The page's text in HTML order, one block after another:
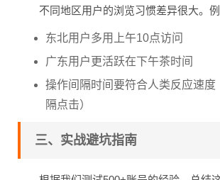
不同地区用户的浏览习惯差异很大。例
东北用户多用上午10点访问
广东用户更活跃在下午茶时间
操作间隔时间要符合人类反应速度
隔点击）
三、实战避坑指南